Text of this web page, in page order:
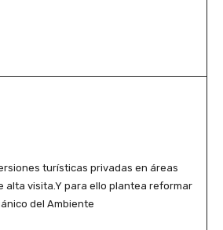
turísticas privadas en áreas
alta visita.Y para ello plantea reformar
del Ambiente